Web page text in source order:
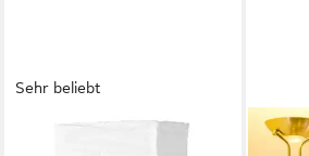
Sehr beliebt